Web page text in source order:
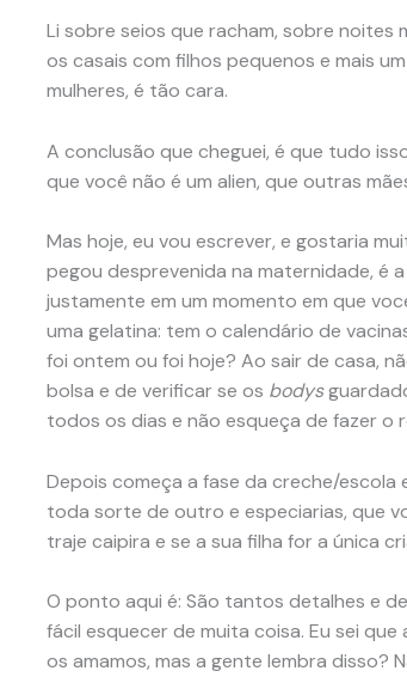
Li sobre seios que racham, sobre noites
os casais com filhos pequenos e mais
mulheres, é tão cara.
A conclusão que cheguei, é que tudo
que você não é um alien, que outras
Mas hoje, eu vou escrever, e gostaria
pegou desprevenida na maternidade, é
justamente em um momento em que
uma gelatina: tem o calendário de
foi ontem ou foi hoje? Ao sair de casa,
bolsa e de verificar se os bodys
todos os dias e não esqueça de fazer o
Depois começa a fase da creche/
toda sorte de outro e especiarias, que
traje caipira e se a sua filha for a única
O ponto aqui é: São tantos detalhes e
fácil esquecer de muita coisa. Eu sei
os amamos, mas a gente lembra disso?